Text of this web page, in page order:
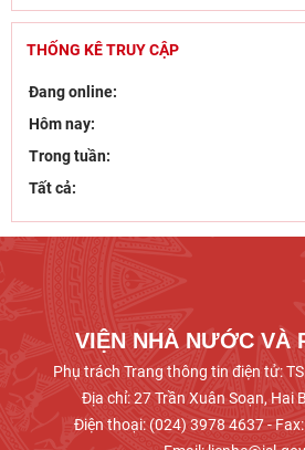
Đẩy mạnh sáng tác văn học,
tới 80 năm Ngày Thương binh
Chủ tịch Viện Hàn lâm Khoa
thăm và làm việc tại Viện
Dân chủ theo tư tưởng Hồ
Cộng sản
THỐNG KÊ TRUY CẬP
Đang online:
Hôm nay:
Trong tuần:
Tất cả:
VIỆN NHÀ NƯỚC VÀ
Phụ trách Trang thông tin điện tử:
Địa chỉ: 27 Trần Xuân Soạn, Hai
Điện thoại: (024) 3978 4637 -